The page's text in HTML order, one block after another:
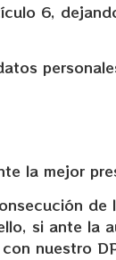
6,
la mejor
si ante la
nuestro